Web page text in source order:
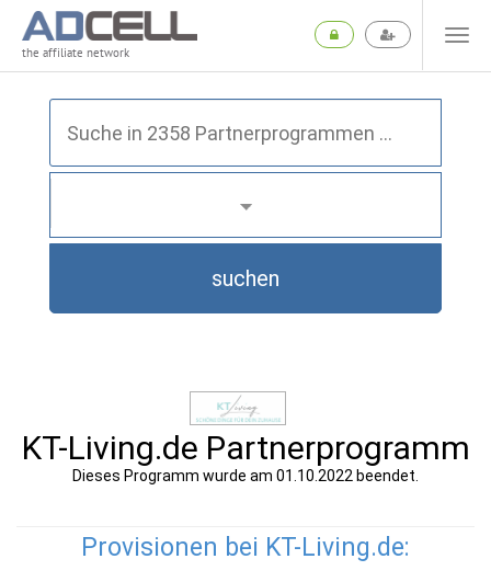
the affiliate network
suchen
KT-Living.de Partnerprogramm
Dieses Programm wurde am 01.10.2022 beendet.
Provisionen bei KT-Living.de: